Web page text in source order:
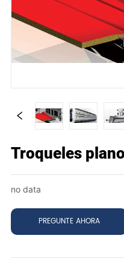
Troqueles
no data
PREGUNTE AHORA